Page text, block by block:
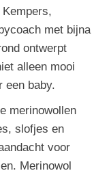
met bijna
ontwerpt
alleen mooi
een baby.
merinowollen
slofjes en
voor
Merinowol